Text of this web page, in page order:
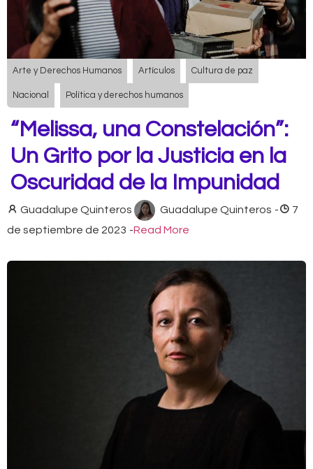
Arte y Derechos Humanos Artículos Cultura de paz
Nacional Política y derechos humanos
“Melissa, una Constelación”:
Un Grito por la Justicia en la
Oscuridad de la Impunidad
Guadalupe Quinteros Guadalupe Quinteros -
7
de septiembre de 2023 -Read More